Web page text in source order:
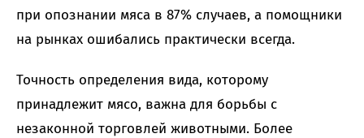
при опознании мяса в 87% случаев, а помощники
на рынках ошибались практически всегда.
Точность определения вида, которому
принадлежит мясо, важна для борьбы с
незаконной торговлей животными. Более